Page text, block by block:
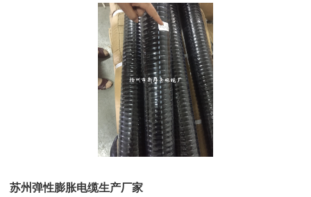
苏州弹性膨胀电缆生产厂家